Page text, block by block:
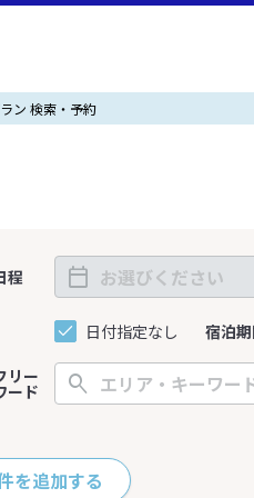
ン 検索・予約
程
日付指定なし 宿泊
リー
ード
を追加する